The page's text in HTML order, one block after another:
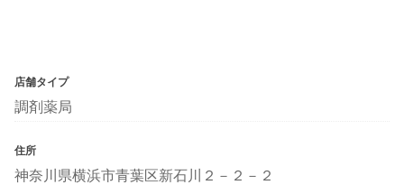
店舗タイプ
調剤薬局
住所
神奈川県横浜市青葉区新石川２－２－２